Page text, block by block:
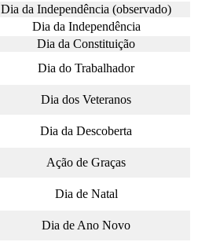
Dia da Independência (observado)
Dia da Independência
Dia da Constituição
Dia do Trabalhador
Dia dos Veteranos
Dia da Descoberta
Ação de Graças
Dia de Natal
Dia de Ano Novo